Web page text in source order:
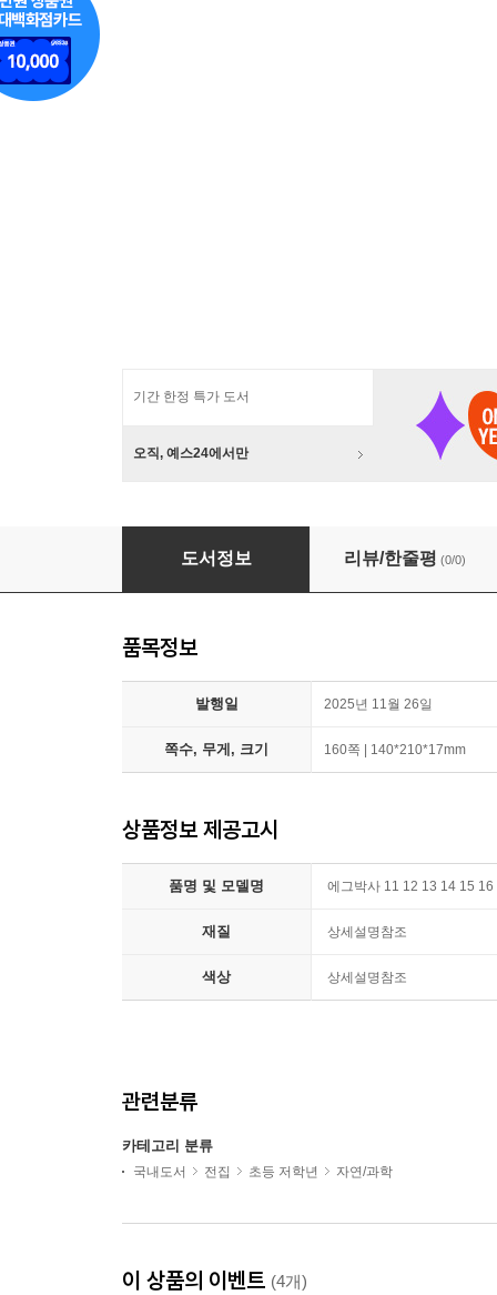
기간 한정 특가 도서
오직, 예스24에서만
에그박사 11 12 13 14 15 16 17번 세트 (전7권)
도서정보 리뷰/한줄평 (0/0)
품목정보
발행일 2025년 11월 26일
쪽수, 무게, 크기 160쪽 | 140*210*17mm
상품정보 제공고시
품명 및 모델명 에그박사 11 12 13 14 15
재질 상세설명참조
색상 상세설명참조
관련분류
카테고리 분류
국내도서 전집 초등 저학년 자연/과학
이 상품의 이벤트 (4개)